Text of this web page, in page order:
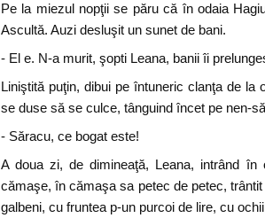
Pe la miezul nopţii se păru că în odaia
Ascultă. Auzi desluşit un sunet de bani.
- El e. N-a murit, şopti Leana, banii îi
Liniştită puţin, dibui pe întuneric clanţa de la
se duse să se culce, tânguind încet pe nen-
- Săracu, ce bogat este!
A doua zi, de dimineaţă, Leana, intrând
cămaşe, în cămaşa sa petec de petec,
galbeni, cu fruntea p-un purcoi de lire, cu